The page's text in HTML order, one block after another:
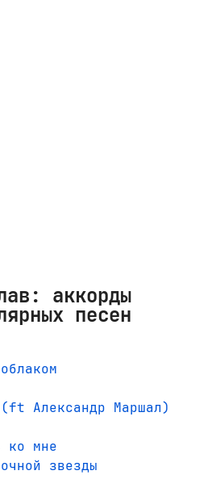
аккорды
песен
Александр Маршал)
ко мне
звезды